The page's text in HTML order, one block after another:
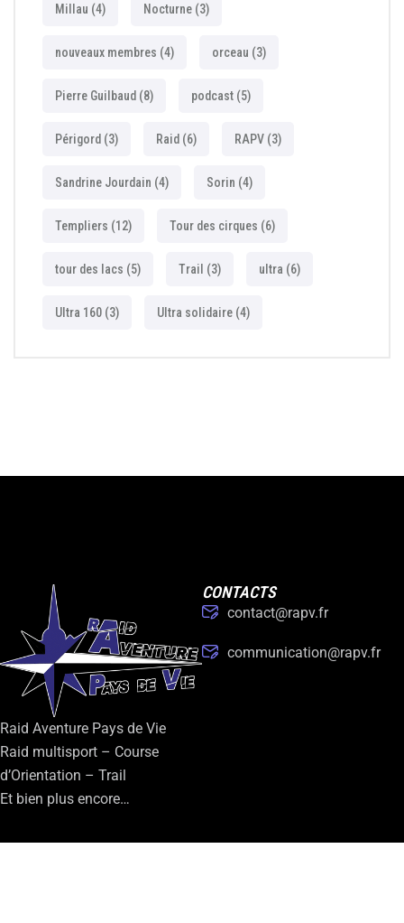
Millau (4) Nocturne (3)
nouveaux membres (4) orceau (3)
Pierre Guilbaud (8) podcast (5)
Périgord (3) Raid (6) RAPV (3)
Sandrine Jourdain (4) Sorin (4)
Templiers (12) Tour des cirques (6)
tour des lacs (5) Trail (3) ultra (6)
Ultra 160 (3) Ultra solidaire (4)
Raid Aventure Pays de Vie
Raid multisport – Course
d’Orientation – Trail
Et bien plus encore…
CONTACTS
contact@rapv.fr
communication@rapv.fr